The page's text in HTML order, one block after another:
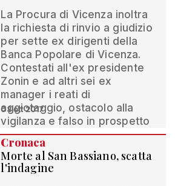
La Procura di Vicenza inoltra
la richiesta di rinvio a giudizio
per sette ex dirigenti della
Banca Popolare di Vicenza.
Contestati all'ex presidente
Zonin e ad altri sei ex
manager i reati di
aggiotaggio, ostacolo alla
vigilanza e falso in prospetto
03 ott 2017
Cronaca
Morte al San Bassiano, scatta
l'indagine